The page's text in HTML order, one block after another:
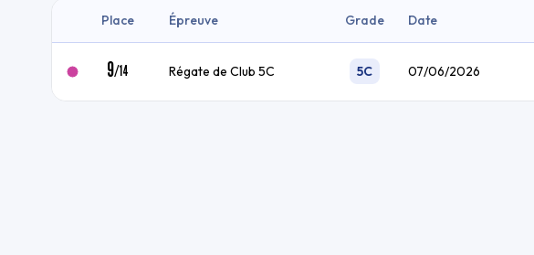
Place
Épreuve Grade Date
9/14 Régate de Club 5C 5C 07/06/2026